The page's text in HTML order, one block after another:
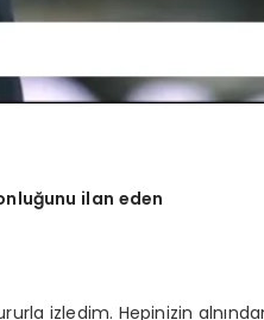
ilan eden
izledim. Hepinizin